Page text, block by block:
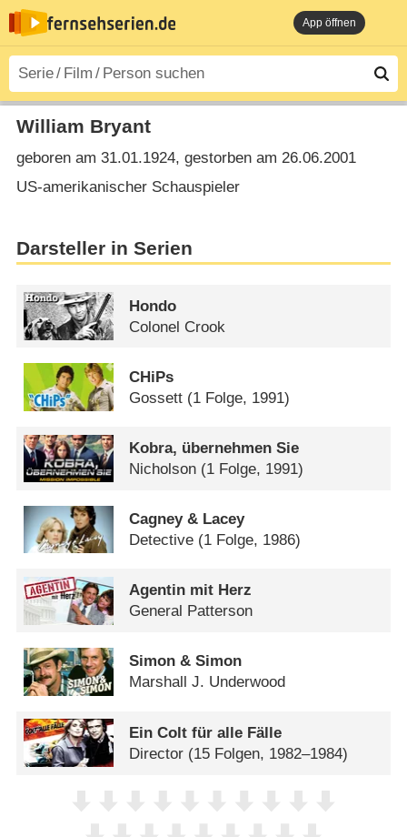
App öffnen
William Bryant
geboren am 31.01.1924, gestorben am 26.06.2001
US-amerikanischer Schauspieler
Darsteller in Serien
Hondo
Colonel Crook
CHiPs
Gossett (1 Folge, 1991)
Kobra, übernehmen Sie
Nicholson (1 Folge, 1991)
Cagney & Lacey
Detective (1 Folge, 1986)
Agentin mit Herz
General Patterson
Simon & Simon
Marshall J. Underwood
Ein Colt für alle Fälle
Director (15 Folgen, 1982–1984)